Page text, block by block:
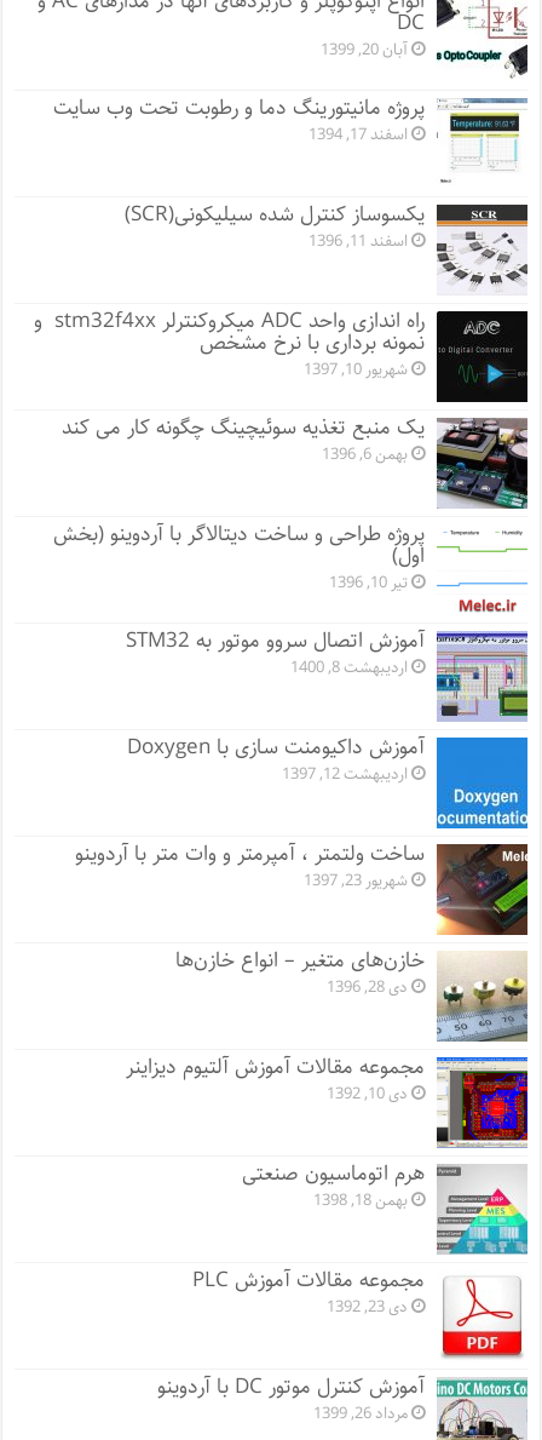
DC
آبان 20, 1399
پروژه مانيتورينگ دما و رطوبت تحت وب سایت
اسفند 17, 1394
یکسوساز کنترل شده سیلیکونی(SCR)
اسفند 11, 1396
راه اندازی واحد ADC میکروکنترلر stm32f4xx و
نمونه برداری با نرخ مشخص
شهریور 10, 1397
یک منبع تغذیه سوئیچینگ چگونه کار می کند
بهمن 6, 1396
پروژه طراحی و ساخت دیتالاگر با آردوینو (بخش
اول)
تیر 10, 1396
آموزش اتصال سروو موتور به STM32
اردیبهشت 8, 1400
آموزش داکیومنت سازی با Doxygen
اردیبهشت 12, 1397
ساخت ولتمتر ، آمپرمتر و وات متر با آردوینو
شهریور 23, 1397
خازن‌های متغیر – انواع خازن‌ها
دی 28, 1396
مجموعه مقالات آموزش آلتیوم دیزاینر
دی 10, 1392
هرم اتوماسیون صنعتی
بهمن 18, 1398
مجموعه مقالات آموزش PLC
دی 23, 1392
آموزش کنترل موتور DC با آردوینو
مرداد 26, 1399